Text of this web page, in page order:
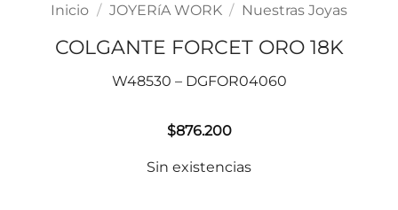
Inicio / JOYERíA WORK / Nuestras Joyas
COLGANTE FORCET ORO 18K
W48530 – DGFOR04060
$876.200
Sin existencias